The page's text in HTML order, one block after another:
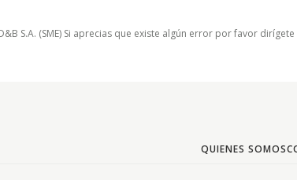
S.A. (SME) Si aprecias que existe algún error por favor
QUIENES SOMOS